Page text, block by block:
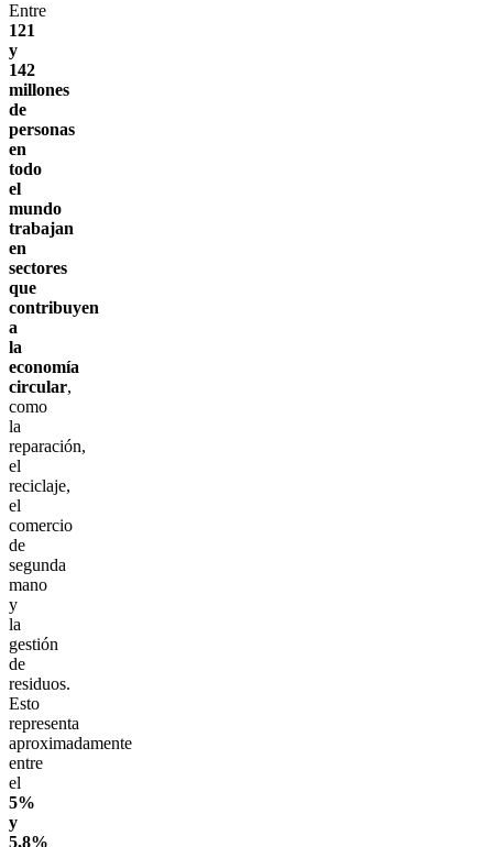
Entre
121
y
142
millones
de
personas
en
todo
el
mundo
trabajan
en
sectores
que
contribuyen
a
la
economía
circular,
como
la
reparación,
el
reciclaje,
el
comercio
de
segunda
mano
y
la
gestión
de
residuos.
Esto
representa
aproximadamente
entre
el
5%
y
5,8%